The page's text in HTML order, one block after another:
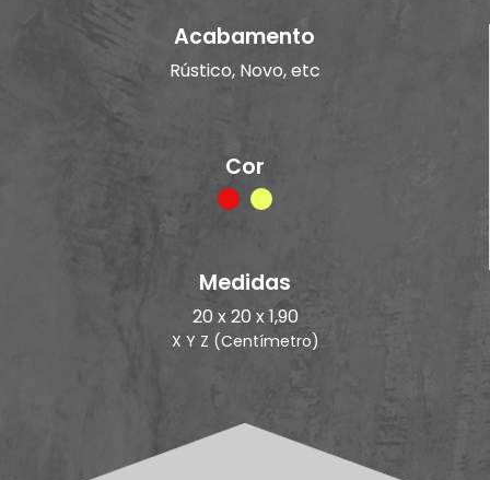
Acabamento
Rústico, Novo, etc
Cor
Medidas
20 x 20 x 1,90
X Y Z (Centímetro)